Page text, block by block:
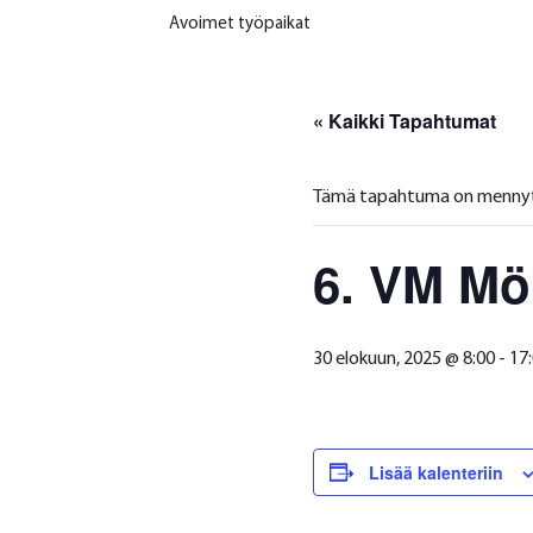
Avoimet työpaikat
« Kaikki Tapahtumat
Tämä tapahtuma on
6. VM
30 elokuun, 2025 @ 8:00-
Lisää kalenteriin